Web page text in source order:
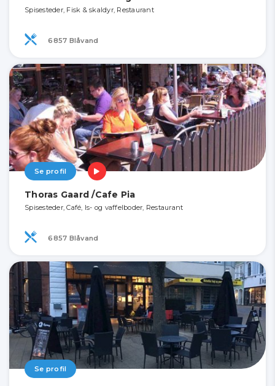
Spisesteder, Fisk & skaldyr, Restaurant
6857 Blåvand
Se profil
Thoras Gaard /Cafe Pia
Spisesteder, Café, Is- og vaffelboder, Restaurant
6857 Blåvand
Se profil